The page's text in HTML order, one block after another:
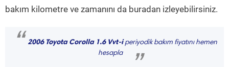
bakım kilometre ve zamanını da buradan izleyebilirsiniz.
“ 2006 Toyota Corolla 1.6 Vvt-iperiyodik bakım fiyatını hemen
hesapla